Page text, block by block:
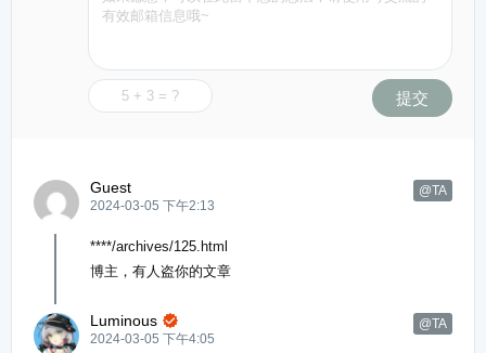
提交
Guest
@TA
2024-03-05 下午2:13
****/archives/125.html
博主，有人盗你的文章
Luminous @TA

2024-03-05 下午4:05